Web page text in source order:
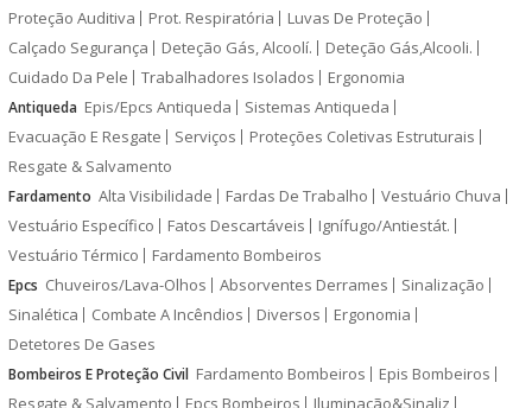
Proteção Auditiva
Prot. Respiratória
Luvas De Proteção
Calçado Segurança
Deteção Gás, Alcoolí.
Deteção Gás,Alcooli.
Cuidado Da Pele
Trabalhadores Isolados Ergonomia
Antiqueda Epis/Epcs Antiqueda
Sistemas Antiqueda
Evacuação E Resgate
Serviços
Proteções Coletivas Estruturais
Resgate & Salvamento
Fardamento Alta Visibilidade Fardas De Trabalho
Vestuário Chuva
Vestuário Específico
Fatos Descartáveis
Ignífugo/Antiestát.
Vestuário Térmico
Fardamento Bombeiros
Epcs Chuveiros/Lava-Olhos Absorventes Derrames
Sinalização
Sinalética
Combate A Incêndios Diversos
Ergonomia
Detetores De Gases
Bombeiros E Proteção Civil Fardamento Bombeiros
Epis Bombeiros
Resgate & Salvamento
Epcs Bombeiros
Iluminação&Sinaliz